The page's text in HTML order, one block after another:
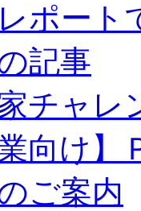
ポート
記事
チャレ
業向け
ご案内